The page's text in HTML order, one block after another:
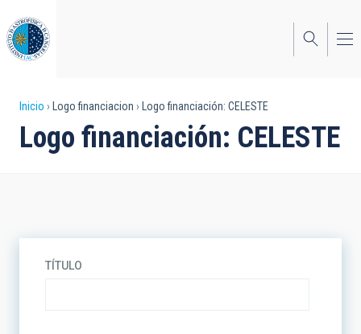
al
contenido
principal
Sobrescribir
enlaces
navegación
Inicio Logo financiacion Logo financiación: CELESTE
Logo financiación: CELESTE
TÍTULO